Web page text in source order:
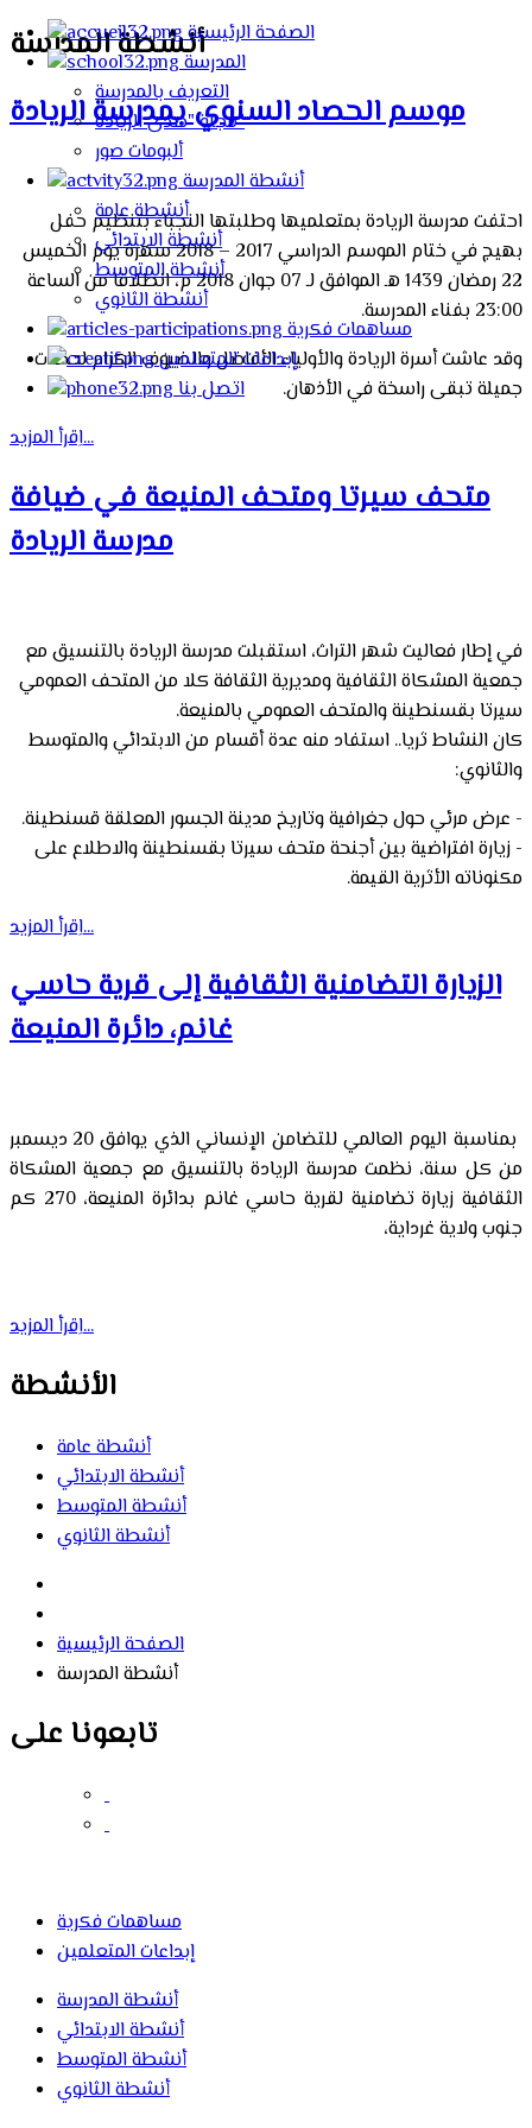
الصفحة الرئيسية
المدرسة
التعريف بالمدرسة
مجلة "صدى الريادة"
ألبومات صور
أنشطة المدرسة
أنشطة عامة
أنشطة الابتدائي
أنشطة المتوسط
أنشطة الثانوي
مساهمات فكرية
إبداعات المتعلمين
اتصل بنا
أنشطة المدرسة
موسم الحصاد السنوي بمدرسة الريادة
احتفت مدرسة الريادة بمتعلميها وطلبتها النجباء بتنظيم حفل
بهيج في ختام الموسم الدراسي 2017 – 2018 سهرة يوم الخميس
22 رمضان 1439 هـ الموافق لـ 07 جوان 2018 م، انطلاقا من الساعة
23:00 بفناء المدرسة.
وقد عاشت أسرة الريادة والأولياء الأفاضل والضيوف الكرام لحظات
جميلة تبقى راسخة في الأذهان.
اِقرأ المزيد...
متحف سيرتا ومتحف المنيعة في ضيافة
مدرسة الريادة
في إطار فعاليت شهر التراث، استقبلت مدرسة الريادة بالتنسيق مع
جمعية المشكاة الثقافية ومديرية الثقافة كلا من المتحف العمومي
سيرتا بقسنطينة والمتحف العمومي بالمنيعة.
كان النشاط ثريا.. استفاد منه عدة أقسام من الابتدائي والمتوسط
والثانوي:
- عرض مرئي حول جغرافية وتاريخ مدينة الجسور المعلقة قسنطينة.
- زيارة افتراضية بين أجنحة متحف سيرتا بقسنطينة والاطلاع على
مكنوناته الأثرية القيمة.
اِقرأ المزيد...
الزيارة التضامنية الثقافية إلى قرية حاسي
غانم، دائرة المنيعة
بمناسبة اليوم العالمي للتضامن الإنساني الذي يوافق 20 ديسمبر
من كل سنة، نظمت مدرسة الريادة بالتنسيق مع جمعية المشكاة
الثقافية زيارة تضامنية لقرية حاسي غانم بدائرة المنيعة، 270 كم
جنوب ولاية غرداية،
اِقرأ المزيد...
الأنشطة
أنشطة عامة
أنشطة الابتدائي
أنشطة المتوسط
أنشطة الثانوي
الصفحة الرئيسية
أنشطة المدرسة
تابعونا على
مساهمات فكرية
إبداعات المتعلمين
أنشطة المدرسة
أنشطة الابتدائي
أنشطة المتوسط
أنشطة الثانوي